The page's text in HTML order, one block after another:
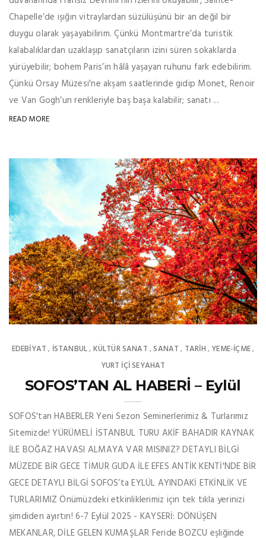
Chapelle’de ışığın vitraylardan süzülüşünü bir an değil bir
duygu olarak yaşayabilirim. Çünkü Montmartre’da turistik
kalabalıklardan uzaklaşıp sanatçıların izini süren sokaklarda
yürüyebilir; bohem Paris’in hâlâ yaşayan ruhunu fark edebilirim.
Çünkü Orsay Müzesi'ne akşam saatlerinde gidip Monet, Renoir
ve Van Gogh’un renkleriyle baş başa kalabilir; sanatı ...
READ MORE
EDEBIYAT , İSTANBUL, KÜLTÜR SANAT ,SANAT , TARİH , YEME-İÇME,
YURT İÇİ SEYAHAT
SOFOS’TAN AL HABERİ – Eylül
SOFOS'tan HABERLER Yeni Sezon Seminerlerimiz & Turlarımız
Sitemizde! YÜRÜMELİ İSTANBUL TURU AKİF BAHADIR KAYNAK
İLE BOĞAZ HAVASI ALMAYA VAR MISINIZ? DETAYLI BİLGİ
MÜZEDE BİR GECE TİMUR GUDA İLE EFES ANTİK KENTİ'NDE BİR
GECE DETAYLI BİLGİ SOFOS’ta EYLÜL AYINDAKİ ETKİNLİK VE
TURLARIMIZ Önümüzdeki etkinliklerimiz için tek tıkla yerinizi
şimdiden ayırtın! 6-7 Eylül 2025 - KAYSERİ: DÖNÜŞEN
MEKANLAR, DİLE GELEN KUMAŞLAR Feride BOZCU eşliğinde